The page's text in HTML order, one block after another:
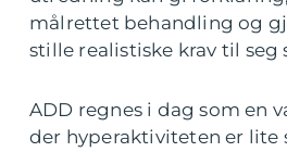
målrettet behandling og
stille realistiske krav til seg
ADD regnes i dag som en
der hyperaktiviteten er lite